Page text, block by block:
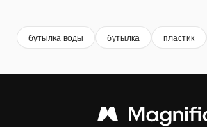
бутылка воды бутылка пластик